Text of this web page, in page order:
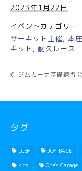
2023年1月22日
イベントカテゴリー:
サーキット主催, 本
キット, 耐久レース
ジムカーナ基礎練習会
タグ
DJ走 JOY-BASE
kics One's Garage